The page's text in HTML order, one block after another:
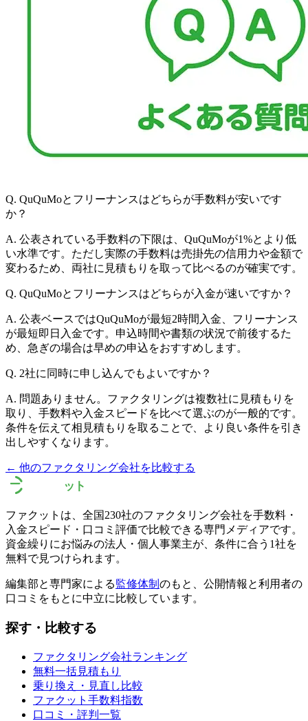
Q. QuQuMoとフリーナンスはどちらが手数料が安いです
か？
A. 公表されている手数料の下限は、QuQuMoが1%とより低
い水準です。ただし実際の手数料は売掛先の信用力や金額で
変わるため、両社に見積もりを取って比べるのが確実です。
Q. QuQuMoとフリーナンスはどちらが入金が速いですか？
A. 公表ベースではQuQuMoが最短2時間入金、フリーナンス
が最短即日入金です。申込時間や書類の状況で前後するた
め、急ぎの場合は早めの申込をおすすめします。
Q. 2社に同時に申し込んでもよいですか？
A. 問題ありません。ファクタリングは複数社に見積もりを
取り、手数料や入金スピードを比べて選ぶのが一般的です。
条件を伝えて相見積もりを取ることで、より良い条件を引き
出しやすくなります。
← 他のファクタリング会社を比較する
ファクットは、全国230社のファクタリング会社を手数料・
入金スピード・口コミ評価で比較できる専門メディアです。
資金繰りにお悩みの法人・個人事業主が、条件に合う1社を
無料で見つけられます。
編集部と専門家による監修体制 のもと、公開情報と利用者の
口コミをもとに中立に比較しています。
探す・比較する
ファクタリング会社ランキング
無料一括見積もり
乗り換え・見直し比較
ファクット手数料指数
口コミ・評判一覧